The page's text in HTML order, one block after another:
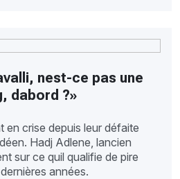
nest-ce pas une
dabord ?»
en crise depuis leur défaite
Hadj Adlene, lancien
sur ce quil qualifie de pire
années.